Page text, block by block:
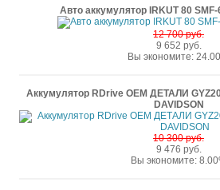
Авто аккумулятор IRKUT 80
12 700 руб.
9 652 руб.
Вы экономите:
Аккумулятор RDrive OEM ДЕТАЛИ
DAVIDSON
10 300 руб.
9 476 руб.
Вы экономите: